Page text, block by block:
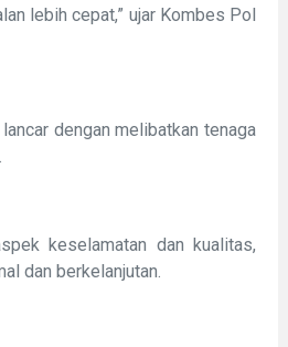
lebih cepat,” ujar Kombes Pol
dengan melibatkan tenaga
keselamatan dan kualitas,
dan berkelanjutan.